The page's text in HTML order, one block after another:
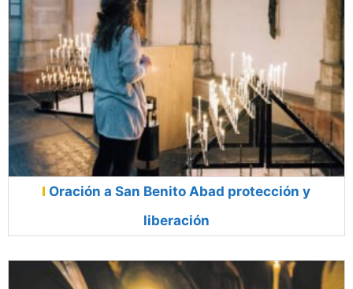
Oración a San Benito Abad protección y
liberación